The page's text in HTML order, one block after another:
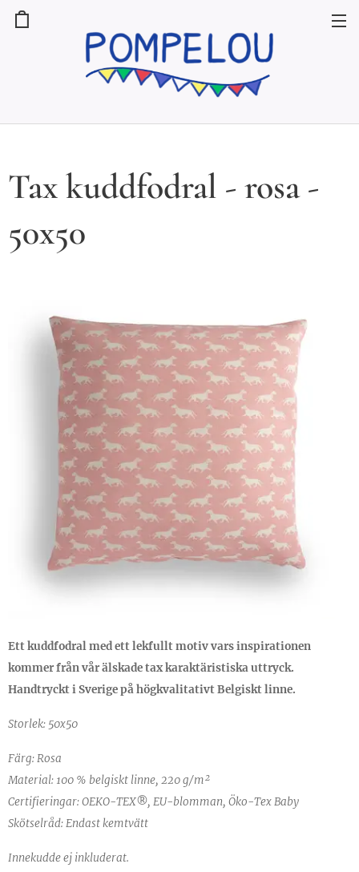
Tax kuddfodral - rosa -
50x50
Ett kuddfodral med ett lekfullt motiv vars inspirationen
kommer från vår älskade tax karaktäristiska uttryck.
Handtryckt i Sverige på högkvalitativt Belgiskt linne.
Storlek: 50x50
Färg: Rosa
Material: 100 % belgiskt linne, 220 g/m²
Certifieringar: OEKO-TEX®, EU-blomman, Öko-Tex Baby
Skötselråd: Endast kemtvätt
Innekudde ej inkluderat.